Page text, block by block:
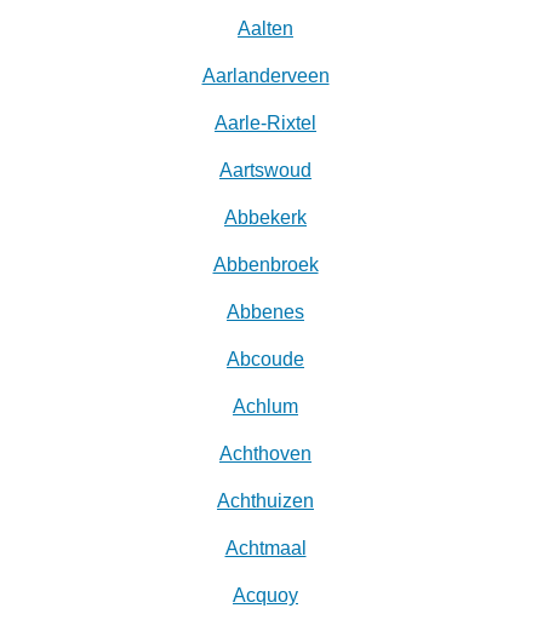
Aalten
Aarlanderveen
Aarle-Rixtel
Aartswoud
Abbekerk
Abbenbroek
Abbenes
Abcoude
Achlum
Achthoven
Achthuizen
Achtmaal
Acquoy